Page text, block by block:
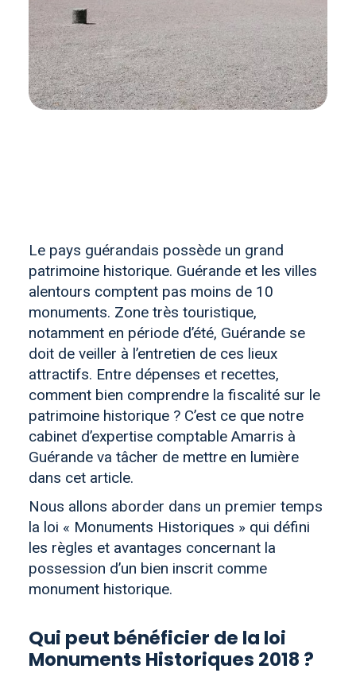
Le pays guérandais possède un grand
patrimoine historique. Guérande et les villes
alentours comptent pas moins de 10
monuments. Zone très touristique,
notamment en période d’été, Guérande se
doit de veiller à l’entretien de ces lieux
attractifs. Entre dépenses et recettes,
comment bien comprendre la fiscalité sur le
patrimoine historique ? C’est ce que notre
cabinet d’expertise comptable Amarris à
Guérande va tâcher de mettre en lumière
dans cet article.
Nous allons aborder dans un premier temps
la loi « Monuments Historiques » qui défini
les règles et avantages concernant la
possession d’un bien inscrit comme
monument historique.
Qui peut bénéficier de la loi
Monuments Historiques 2018 ?